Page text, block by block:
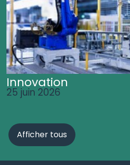
Innovation
25 juin 2026
Afficher tous